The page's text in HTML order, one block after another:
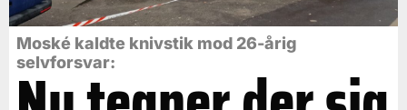
Moské kaldte knivstik mod 26-årig
selvforsvar: